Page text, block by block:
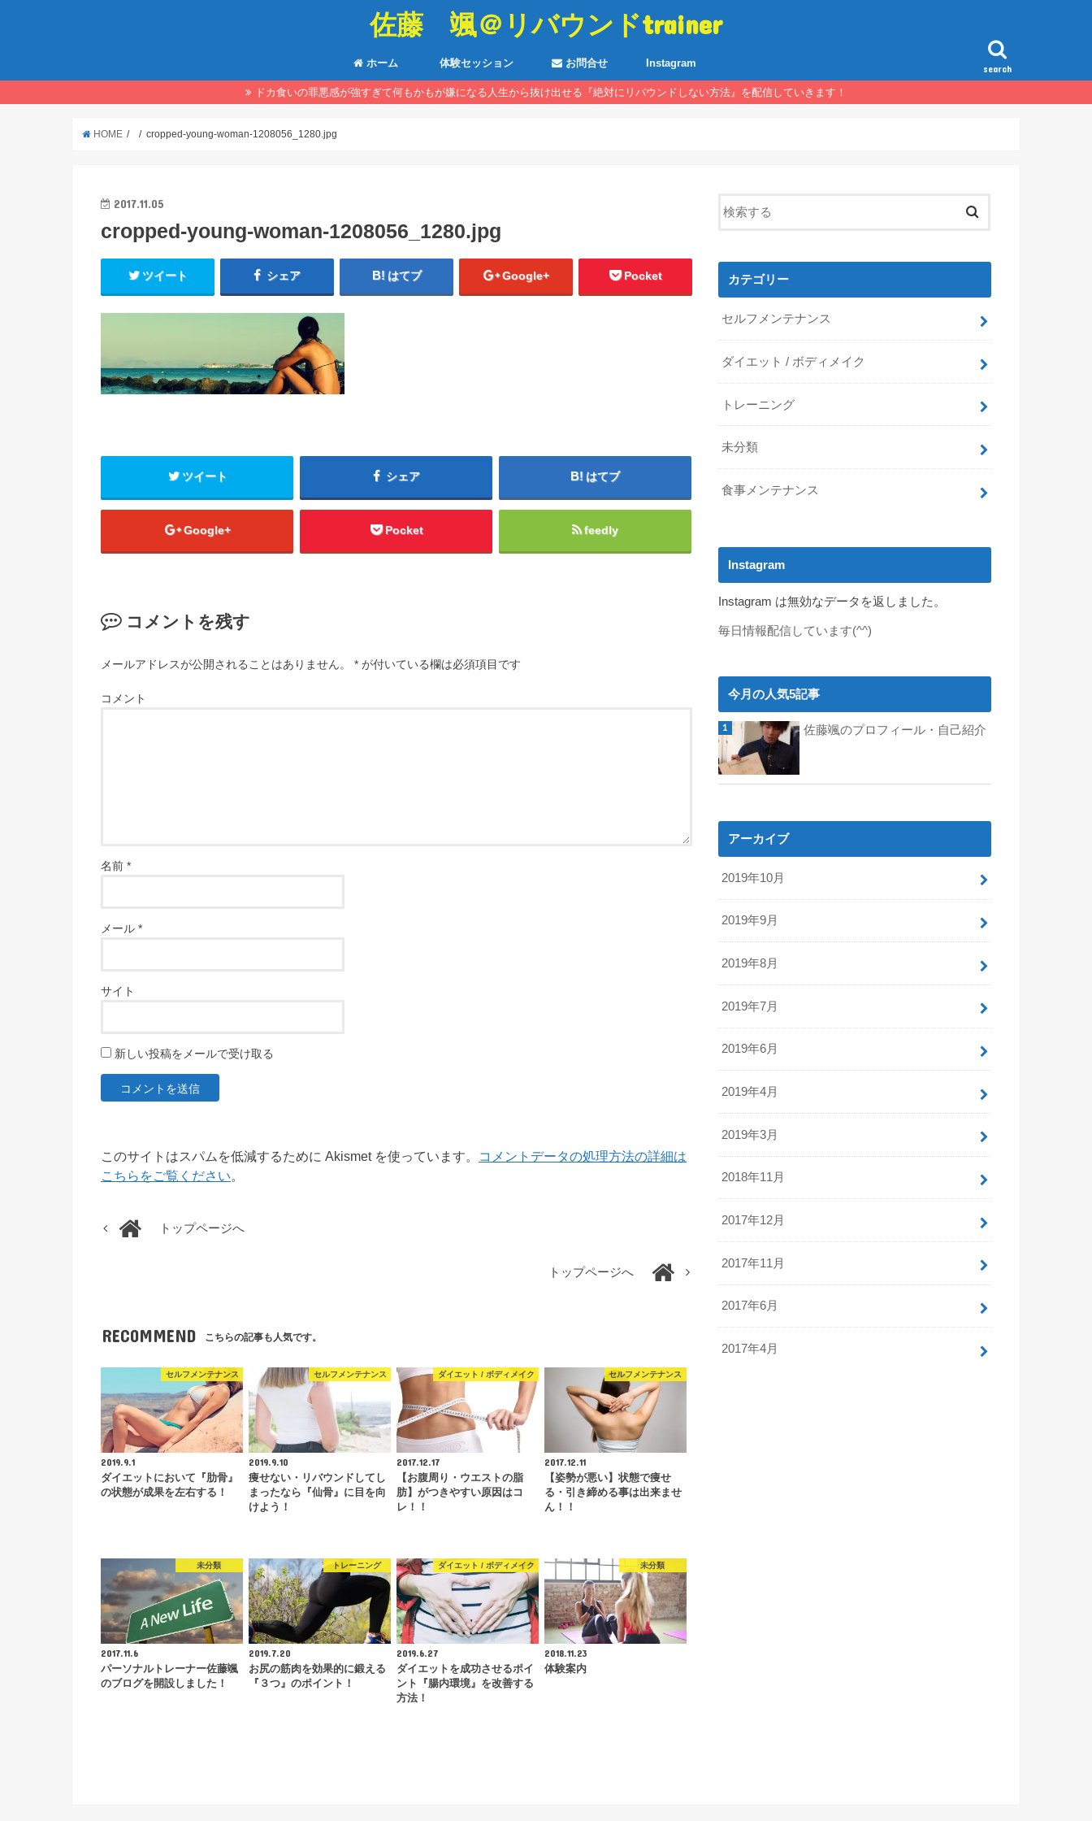
佐藤 颯＠リバウンドtrainer
search
ホーム 体験セッション お問合せ Instagram
ドカ食いの罪悪感が強すぎて何もかもが嫌になる人生から抜け出せる『絶対にリバウンドしない方法』を配信していきます！
HOME cropped-young-woman-1208056_1280.jpg
2017.11.05
cropped-young-woman-1208056_1280.jpg
ツイート シェア はてブ Google+ Pocket
ツイート シェア はてブ
Google+ Pocket feedly
コメントを残す
メールアドレスが公開されることはありません。 * が付いている欄は必須項目です
コメント
名前 *
メール *
サイト
新しい投稿をメールで受け取る
このサイトはスパムを低減するために Akismet を使っています。
コメントデータの処理方法の詳細は
こちらをご覧ください。
トップページへ
トップページへ
RECOMMEND こちらの記事も人気です。
セルフメンテナンス
2019.9.1
ダイエットにおいて『肋骨』
の状態が成果を左右する！
セルフメンテナンス
2019.9.10
痩せない・リバウンドしてし
まったなら『仙骨』に目を向
けよう！
ダイエット / ボディメイク
2017.12.17
【お腹周り・ウエストの脂
肪】がつきやすい原因はコ
レ！！
セルフメンテナンス
2017.12.11
【姿勢が悪い】状態で痩せ
る・引き締める事は出来ませ
ん！！
未分類
2017.11.6
パーソナルトレーナー佐藤颯
のブログを開設しました！
トレーニング
2019.7.20
お尻の筋肉を効果的に鍛える
『３つ』のポイント！
ダイエット / ボディメイク
2019.6.27
ダイエットを成功させるポイ
ント『腸内環境』を改善する
方法！
未分類
2018.11.23
体験案内
カテゴリー
セルフメンテナンス
ダイエット / ボディメイク
トレーニング
未分類
食事メンテナンス
Instagram
Instagram は無効なデータを返しました。
毎日情報配信しています(^^)
今月の人気5記事
佐藤颯のプロフィール・自己紹介
アーカイブ
2019年10月
2019年9月
2019年8月
2019年7月
2019年6月
2019年4月
2019年3月
2018年11月
2017年12月
2017年11月
2017年6月
2017年4月